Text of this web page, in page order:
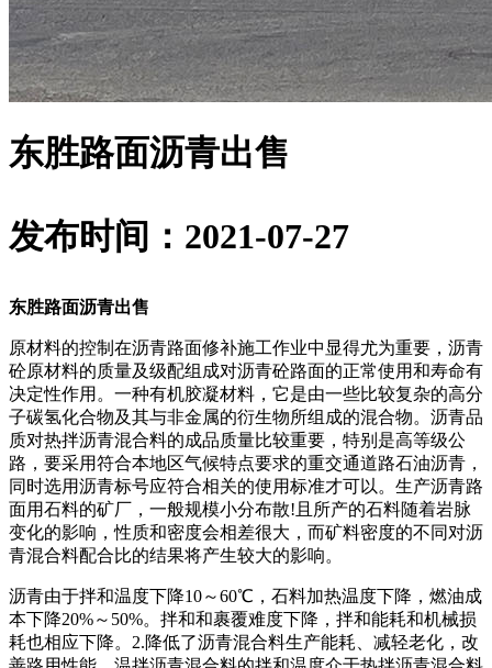
东胜路面沥青出售
发布时间：2021-07-27
东胜路面沥青出售
原材料的控制在沥青路面修补施工作业中显得尤为重要，沥青
砼原材料的质量及级配组成对沥青砼路面的正常使用和寿命有
决定性作用。一种有机胶凝材料，它是由一些比较复杂的高分
子碳氢化合物及其与非金属的衍生物所组成的混合物。沥青品
质对热拌沥青混合料的成品质量比较重要，特别是高等级公
路，要采用符合本地区气候特点要求的重交通道路石油沥青，
同时选用沥青标号应符合相关的使用标准才可以。生产沥青路
面用石料的矿厂，一般规模小分布散!且所产的石料随着岩脉
变化的影响，性质和密度会相差很大，而矿料密度的不同对沥
青混合料配合比的结果将产生较大的影响。
沥青由于拌和温度下降10～60℃，石料加热温度下降，燃油成
本下降20%～50%。拌和和裹覆难度下降，拌和能耗和机械损
耗也相应下降。2.降低了沥青混合料生产能耗、减轻老化，改